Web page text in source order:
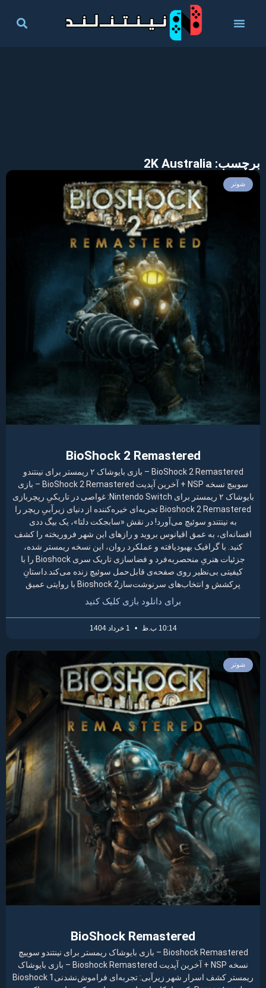
برچسب: 2K Australia
شوتر
BioShock 2 Remastered
BioShock 2 Remastered – بازی بایوشاک ۲ ریمستر برای نینتندو
سوییچ نسخه NSP + آخرین آپدیت BioShock 2 Remastered – بازی
بایوشاک ۲ ریمستر برای Nintendo Switch: غواصی در تاریکیِ رپچربازی
Bioshock 2 Remastered تجربه‌ای خیره‌کننده از دنیای زیرآبیِ رپچر را
به نینتندو سوئیچ می‌آورد! در نقش «سابجکت دلتا»، یک بیگ ددی
افسانه‌ای، به عمق اقیانوس بروید و رازهای این شهر فروریخته را کشف
کنید. با گرافیک بهبودیافته و عملکرد روان، این نسخه ریمستر شده،
جزئیات هنریِ منحصربه‌فرد و فضاسازی تاریک سری Bioshock را با
کیفیتی بی‌نظیر روی صفحه‌ی قابل‌حمل سوئیچ زنده می‌کند.داستانِ
پرکشش و انتخاب‌های سرنوشت‌سازBioshock 2 با روایتی عمیق
برای دانلود بازی کلیک کنید
10:14 ب.ظ
شوتر
BioShock Remastered
Bioshock Remastered – بازی بایوشاک ریمستر برای نینتندو سوییچ
نسخه NSP + آخرین آپدیت Bioshock Remastered – بازی بایوشاک
ریمستر کشف اسرار شهر زیرآبی: تجربه‌ای فراموش‌نشدنیBioshock 1